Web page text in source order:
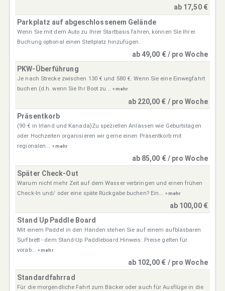
ab 17,50 €
Parkplatz auf abgeschlossenem Gelände
Wenn Sie mit dem Auto zu Ihrer Startbasis fahren, können Sie Ihrer
Buchung optional einen Stellplatz hinzufügen.
ab 49,00 € / pro Woche
PKW-Überführung
Je nach Strecke zwischen 130 € und 580 €. Wenn Sie eine Einwegfahrt
buchen (d.h. wenn Sie Ihr Boot zu... » mehr
ab 220,00 € / pro Woche
Präsentkorb
(90 € in Irland und Kanada)Zu speziellen Anlässen wie Geburtstagen
oder Hochzeiten organisieren wir gerne einen Präsentkorb mit
regionalen... » mehr
ab 85,00 € / pro Woche
Später Check-Out
Warum nicht mehr Zeit auf dem Wasser verbringen und einen frühen
Check-In und/ oder eine späte Rückgabe buchen? Ein...
» mehr
ab 100,00 €
Stand Up Paddle Board
Mit einem Paddel in den Händen stehen Sie auf einem aufblasbaren
Surfbrett - dem Stand-Up Paddleboard.Hinweis: Preise gelten für
vorab...» mehr
ab 102,00 € / pro Woche
Standardfahrrad
Für die morgendliche Fahrt zum Bäcker oder auch für Ausflüge in die